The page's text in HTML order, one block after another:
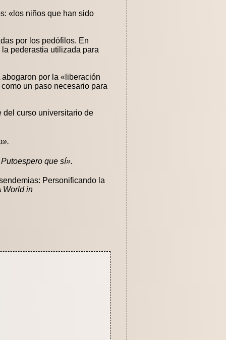
«los niños que han sido
por los pedófilos. En
la pederastia utilizada para
por la «liberación
un paso necesario para
del curso universitario de
que sí».
Personificando la
World in